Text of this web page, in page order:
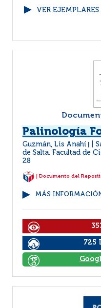
VER EJEMPLARES
Palinología
Guzmán, Lis Anahí
de Salta. Facultad de
28
| Documento del
MÁS
725